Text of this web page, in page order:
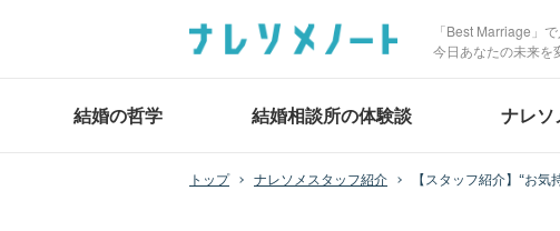
「Best Marriage」
今日あなたの未来を
結婚の哲学 結婚相談所の体験談 ナレソ
ナレソメスタッフ紹介
【スタッフ紹介】“お